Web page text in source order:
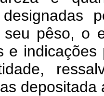
designadas
seu pêso, o
e
depositada